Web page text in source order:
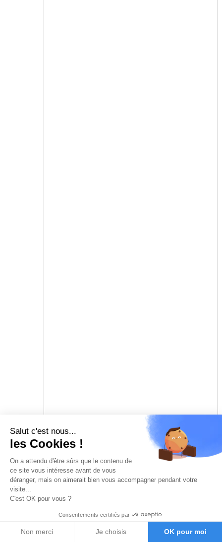
Salut c'est nous...
les Cookies !
On a attendu d'être sûrs que le contenu de
ce site vous intéresse avant de vous
déranger, mais on aimerait bien vous accompagner pendant votre
visite...
C'est OK pour vous ?
Consentements certifiés par
Non merci Je choisis OK pour moi